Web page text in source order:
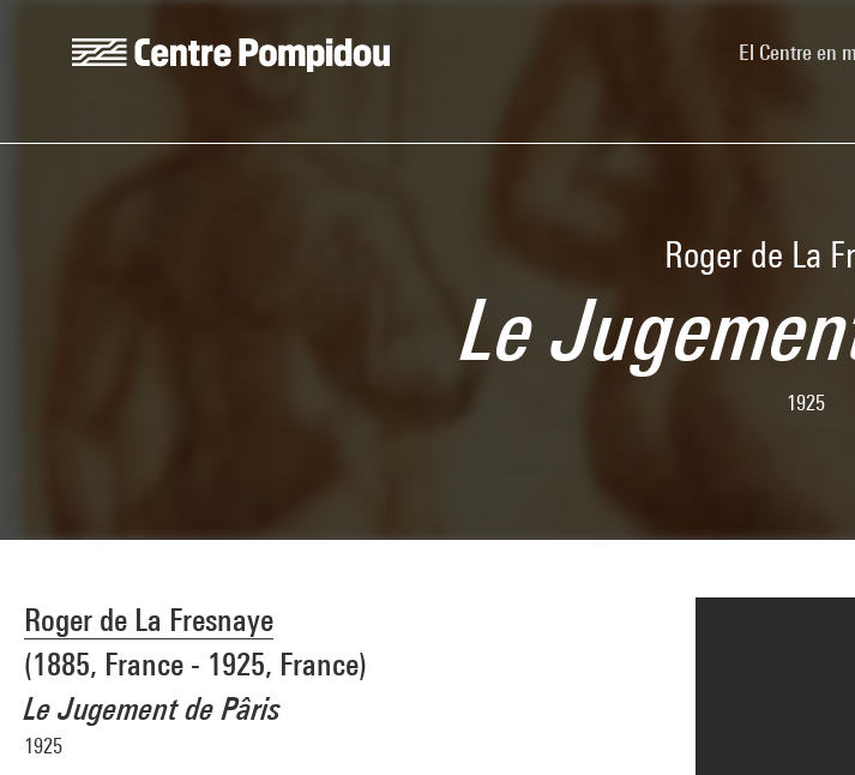
El Centre en
Roger de La
Le
1925
Roger de La Fresnaye
(1885, France - 1925, France)
Le Jugement de Pâris
1925